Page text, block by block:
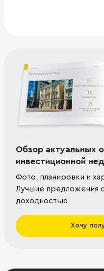
Обзор актуальных
инвестиционной
Фото, планировки и
Лучшие предложения
доходностью
Хочу